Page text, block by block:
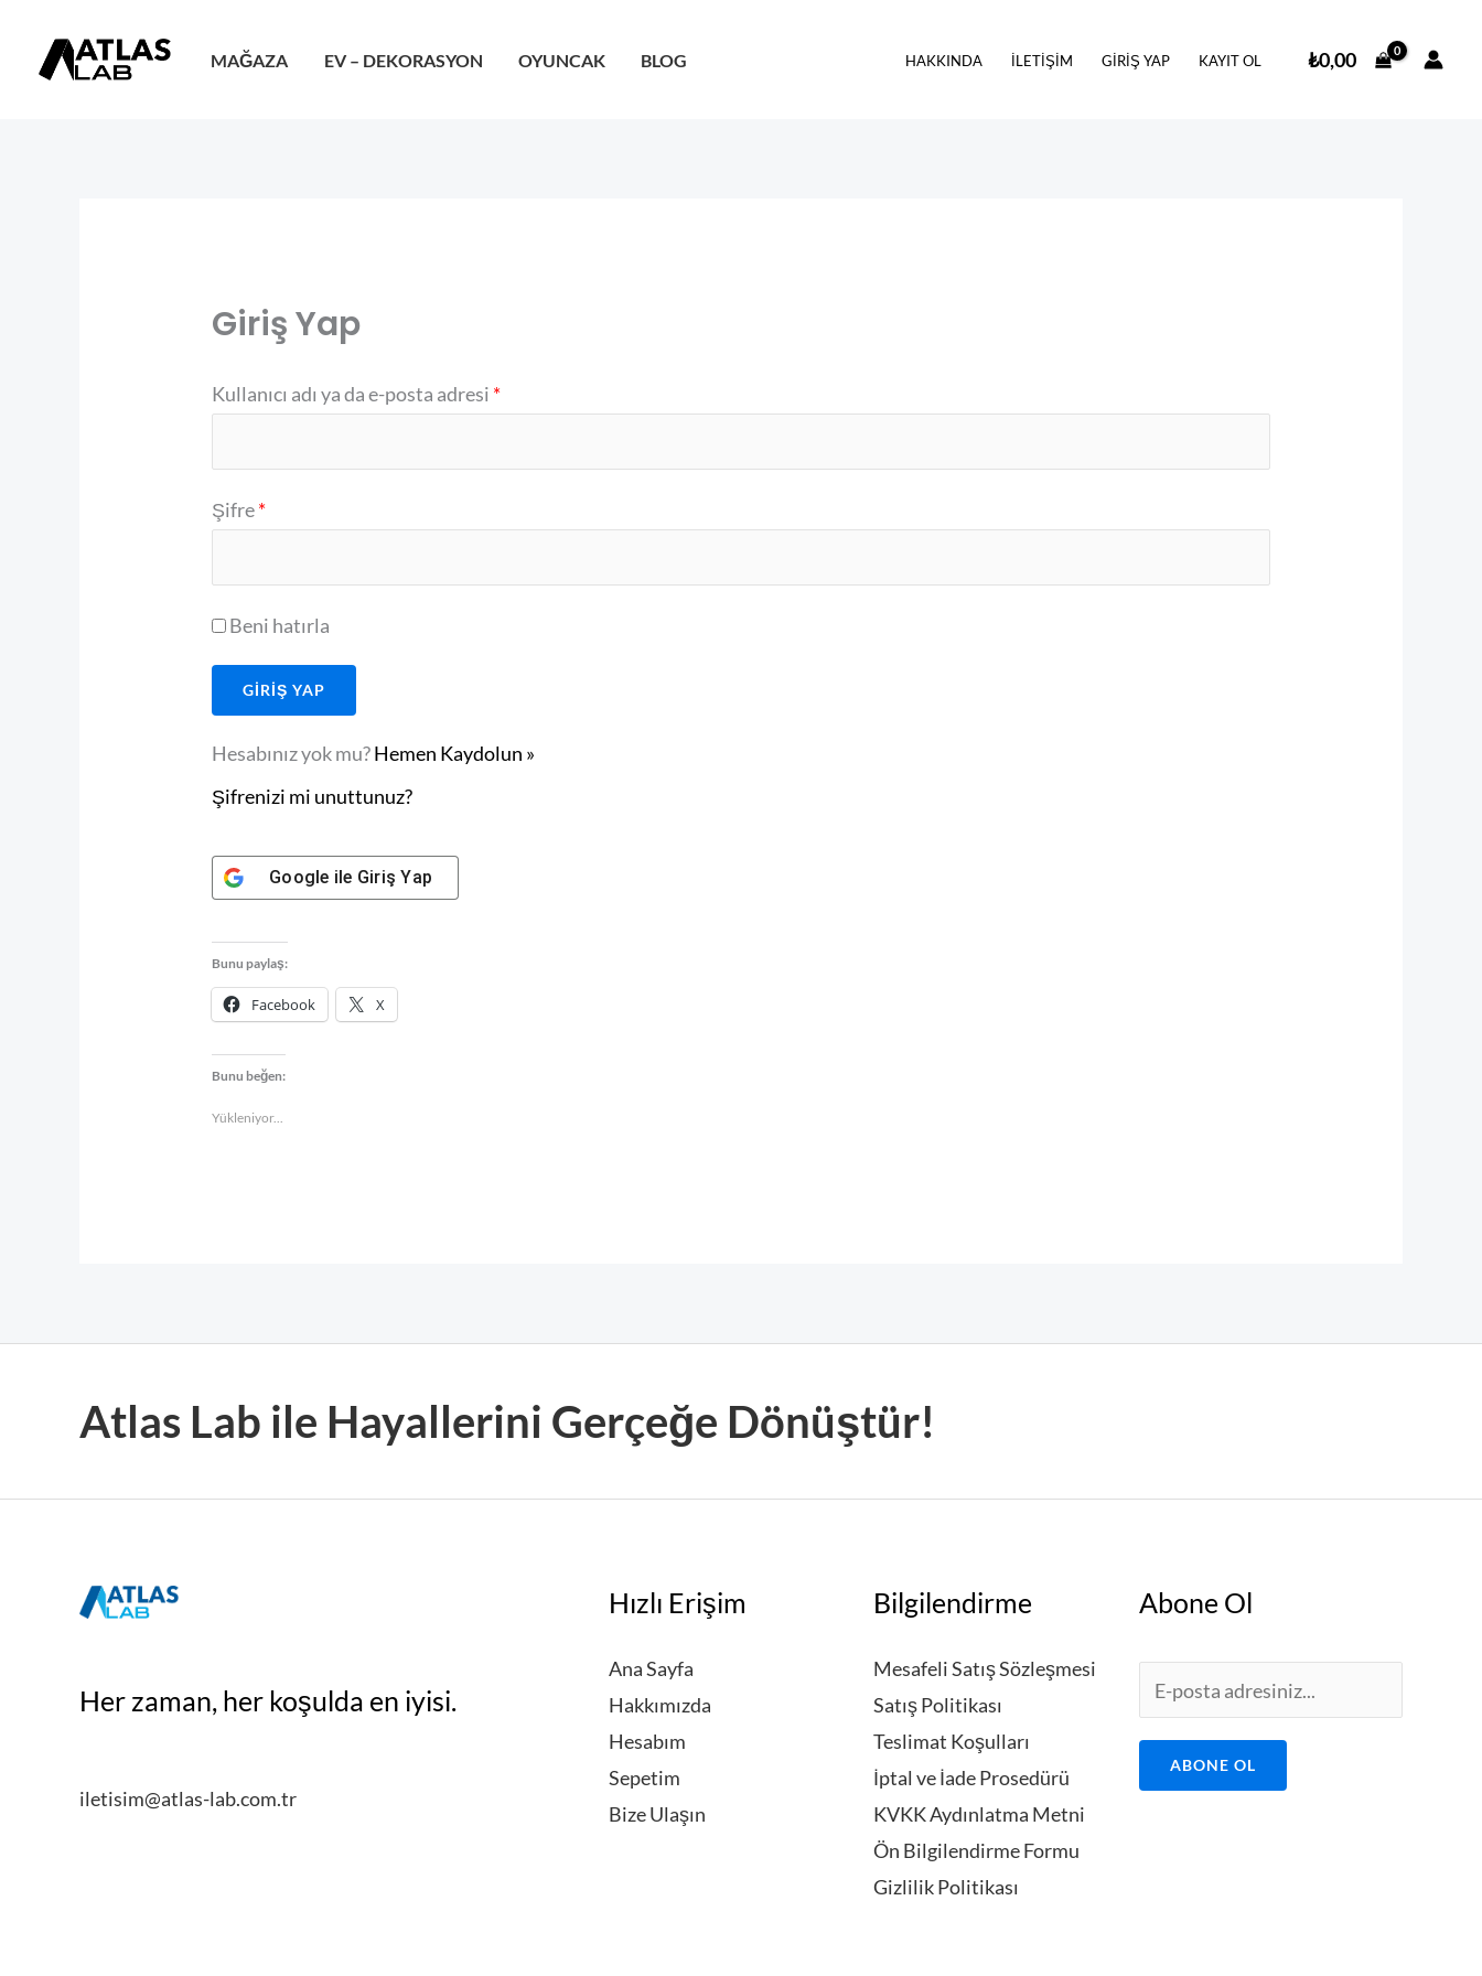
MAĞAZA EV – DEKORASYON OYUNCAK BLOG HAKKINDA İLETIŞIM GIRIŞ YAP KAYIT OL ₺0,00
Giriş Yap
Kullanıcı adı ya da e-posta adresi *
Şifre*
Beni hatırla
Hesabınız yok mu?Hemen Kaydolun »
Şifrenizi mi unuttunuz?
Google ile Giriş Yap
Bunu paylaş:
Facebook X
Bunu beğen:
Yükleniyor...
Atlas Lab ile Hayallerini Gerçeğe Dönüştür!
Her zaman, her koşulda en iyisi.
iletisim@atlas-lab.com.tr
Hızlı Erişim
Ana Sayfa
Hakkımızda
Hesabım
Sepetim
Bize Ulaşın
Bilgilendirme
Mesafeli Satış Sözleşmesi
Satış Politikası
Teslimat Koşulları
İptal ve İade Prosedürü
KVKK Aydınlatma Metni
Ön Bilgilendirme Formu
Gizlilik Politikası
Abone Ol
m
a
i
ABONE OL